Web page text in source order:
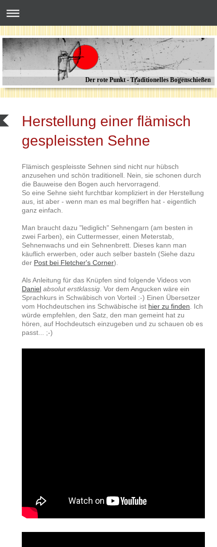
Der rote Punkt - Traditionelles Bogenschießen
Herstellung einer flämisch
gespleissten Sehne
Flämisch gespleisste Sehnen sind nicht nur hübsch
anzusehen und schön traditionell. Nein, sie schonen durch
die Bauweise den Bogen auch hervorragend.
So eine Sehne sieht furchtbar kompliziert in der Herstellung
aus, ist aber - wenn man es mal begriffen hat - eigentlich
ganz einfach.
Man braucht dazu "lediglich" Sehnengarn (am besten in
zwei Farben), ein Cuttermesser, einen Meterstab,
Sehnenwachs und ein Sehnenbrett. Dieses kann man
käuflich erwerben, oder auch selber basteln (Siehe dazu
der Post bei Fletcher's Corner).
Als Anleitung für das Knüpfen sind folgende Videos von
Daniel absolut erstklassig . Vor dem Angucken wäre ein
Sprachkurs in Schwäbisch von Vorteil :-) Einen Übersetzer
vom Hochdeutschen ins Schwäbische ist hier zu finden . Ich
würde empfehlen, den Satz, den man gemeint hat zu
hören, auf Hochdeutsch einzugeben und zu schauen ob es
passt... ;-)